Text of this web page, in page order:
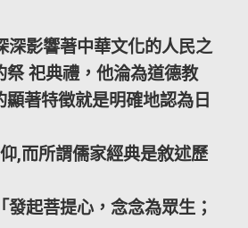
影響著中華文化的人民之
祀典禮，他淪為道德教
著特徵就是明確地認為日
,而所謂儒家經典是敘述歷
起菩提心，念念為眾生；